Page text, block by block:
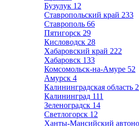
Бузулук 12
Ставропольский край 233
Ставрополь 66
Пятигорск 29
Кисловодск 28
Хабаровский край 222
Хабаровск 133
Комсомольск-на-Амуре 52
Амурск 4
Калининградская область
Калининград 111
Зеленоградск 14
Светлогорск 12
Ханты-Мансийский